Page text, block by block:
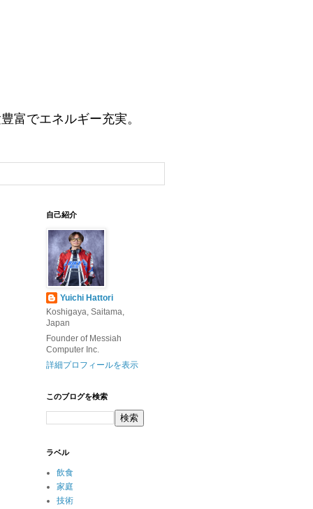
富でエネルギー充実。
自己紹介
Yuichi Hattori
Koshigaya, Saitama,
Japan
Founder of Messiah
Computer Inc.
詳細プロフィールを表示
このブログを検索
ラベル
飲食
家庭
技術